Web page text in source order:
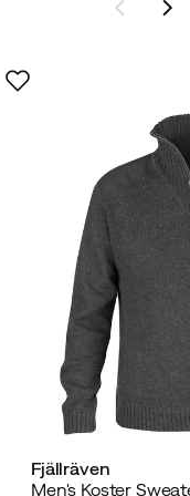
Fjällräven
Men's Koster